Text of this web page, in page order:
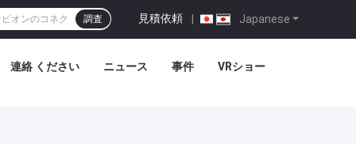
Japanese
見積依頼 |
調査
連絡 ください ニュース 事件 VRショー